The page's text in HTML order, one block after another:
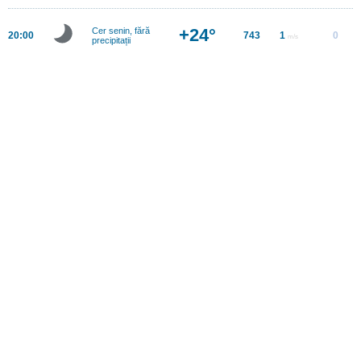
20:00
Cer senin, fără
precipitații
+24° 743 1 m/s 0